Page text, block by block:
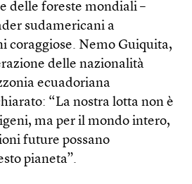
delle foreste mondiali –
sudamericani a
coraggiose. Nemo Guiquita,
delle nazionalità
ecuadoriana
“La nostra lotta non è
ma per il mondo intero,
future possano
pianeta”.